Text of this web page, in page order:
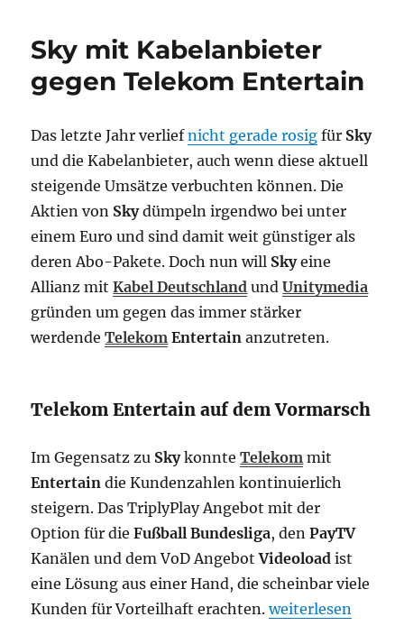
Sky mit Kabelanbieter
gegen Telekom Entertain
Das letzte Jahr verliefnicht gerade rosig für Sky
und die Kabelanbieter, auch wenn diese aktuell
steigende Umsätze verbuchten können. Die
Aktien von Skydümpeln irgendwo bei unter
einem Euro und sind damit weit günstiger als
deren Abo-Pakete. Doch nun will Skyeine
Allianz mitKabel Deutschland undUnitymedia
gründen um gegen das immer stärker
werdendeTelekom Entertain anzutreten.
Telekom Entertain auf dem Vormarsch
Im Gegensatz zu SkykonnteTelekom mit
Entertain die Kundenzahlen kontinuierlich
steigern. Das TriplyPlay Angebot mit der
Option für dieFußball Bundesliga, denPayTV
Kanälen und dem VoD AngebotVideoload ist
eine Lösung aus einer Hand, die scheinbar viele
Kunden für Vorteilhaft erachten.„Sky mit
weiterlesen